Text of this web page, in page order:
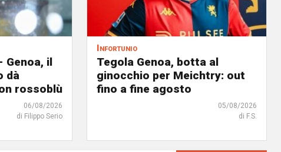
Genoa, il
dà
rossoblù
06/08/2026
di Filippo Serio
Infortunio
Tegola Genoa, botta al
ginocchio per Meichtry: out
fino a fine agosto
05/08/2026
di F.S.